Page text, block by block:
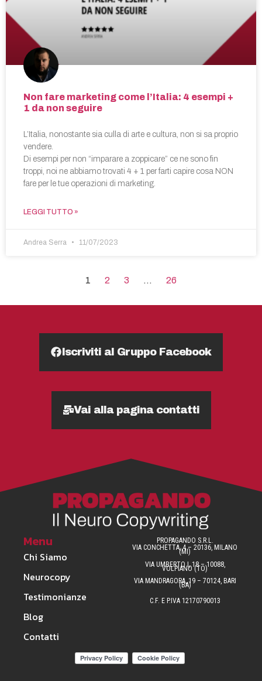
Non fare marketing come l’Italia: 4 esempi +
1 da non seguire
L’Italia, nonostante sia culla di arte e cultura, non si sa proprio
vendere.
Di esempi per non “imparare a zoppicare” ce ne sono fin
troppi, noi ne abbiamo trovati 4 + 1 per farti capire cosa NON
fare per le tue operazioni di marketing.
LEGGI TUTTO »
Andrea Serra 11/07/2023
1 2 3 … 26
Iscriviti al Gruppo Facebook
Vai alla pagina contatti
Menu
Chi Siamo
Neurocopy
Testimonianze
Blog
Contatti
PROPAGANDO S.R.L.
VIA CONCHETTA, 4 – 20136, MILANO
(MI)
VIA UMBERTO I, 18 – 10088,
VOLPIANO (TO)
VIA MANDRAGORA, 19 – 70124, BARI
(BA)
C.F. E P.IVA 12170790013